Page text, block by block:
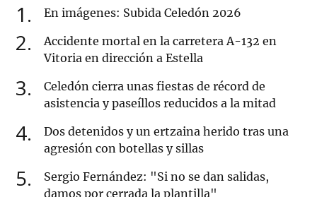
1 En imágenes: Subida Celedón 2026
2
Accidente mortal en la carretera A-132 en
Vitoria en dirección a Estella
3
Celedón cierra unas fiestas de récord de
asistencia y paseíllos reducidos a la mitad
4
Dos detenidos y un ertzaina herido tras una
agresión con botellas y sillas
5
Sergio Fernández: "Si no se dan salidas,
damos por cerrada la plantilla"